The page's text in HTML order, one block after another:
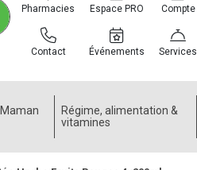
Pharmacies
Contact
Espace PRO
Événements
Compte
Services
Régime, alimentation &
vitamines